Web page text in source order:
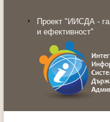
Проект "ИИСДА -
и ефективност"